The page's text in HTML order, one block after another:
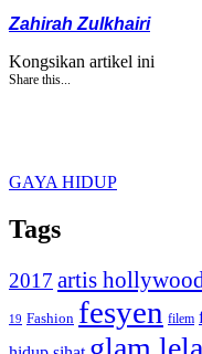
Zahirah Zulkhairi
Kongsikan artikel ini
Share this...
GAYA HIDUP
Tags
2017 artis hollywood
19 Fashion fesyen filem